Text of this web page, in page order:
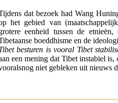
dat bezoek had Wang
het gebied van
eenheid tussen de
boeddhisme en de
besturen is vooral Tibet
een mening dat Tibet instabiel
niet gebleken uit nieuws